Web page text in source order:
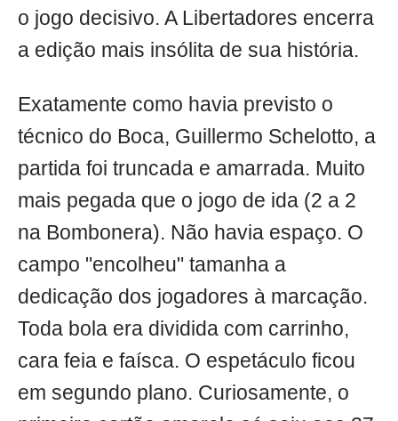
o jogo decisivo. A Libertadores encerra
a edição mais insólita de sua história.
Exatamente como havia previsto o
técnico do Boca, Guillermo Schelotto, a
partida foi truncada e amarrada. Muito
mais pegada que o jogo de ida (2 a 2
na Bombonera). Não havia espaço. O
campo "encolheu" tamanha a
dedicação dos jogadores à marcação.
Toda bola era dividida com carrinho,
cara feia e faísca. O espetáculo ficou
em segundo plano. Curiosamente, o